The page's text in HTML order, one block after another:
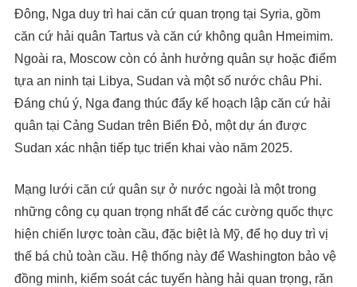
Đông, Nga duy trì hai căn cứ quan trọng tại Syria, gồm
căn cứ hải quân Tartus và căn cứ không quân Hmeimim.
Ngoài ra, Moscow còn có ảnh hưởng quân sự hoặc điểm
tựa an ninh tại Libya, Sudan và một số nước châu Phi.
Đáng chú ý, Nga đang thúc đẩy kế hoạch lập căn cứ hải
quân tại Cảng Sudan trên Biển Đỏ, một dự án được
Sudan xác nhận tiếp tục triển khai vào năm 2025.
Mạng lưới căn cứ quân sự ở nước ngoài là một trong
những công cụ quan trọng nhất để các cường quốc thực
hiện chiến lược toàn cầu, đặc biệt là Mỹ, để họ duy trì vị
thế bá chủ toàn cầu. Hệ thống này để Washington bảo vệ
đồng minh, kiểm soát các tuyến hàng hải quan trọng, răn